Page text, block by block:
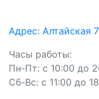
Адрес: Алтайская 7
Часы работы:
Пн-Пт: с 10:00 до
Сб-Вс: с 11:00 до